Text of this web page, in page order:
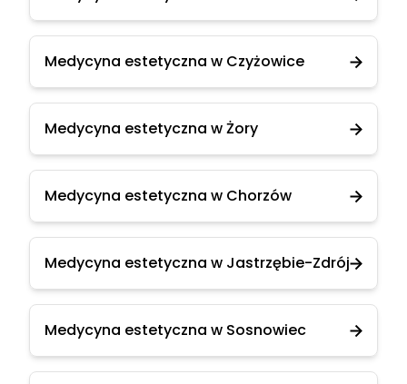
Medycyna estetyczna w Czyżowice
Medycyna estetyczna w Żory
Medycyna estetyczna w Chorzów
Medycyna estetyczna w Jastrzębie-Zdrój
Medycyna estetyczna w Sosnowiec